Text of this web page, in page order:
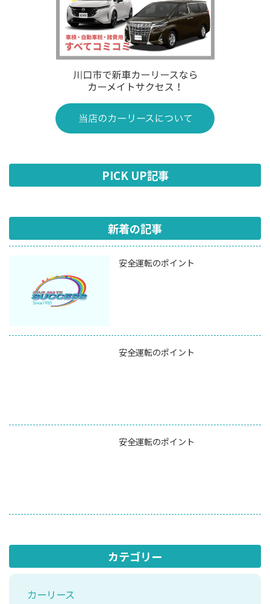
PICK UP記事
新着の記事
安全運転のポイント
安全運転のポイント
安全運転のポイント
カテゴリー
カーリース